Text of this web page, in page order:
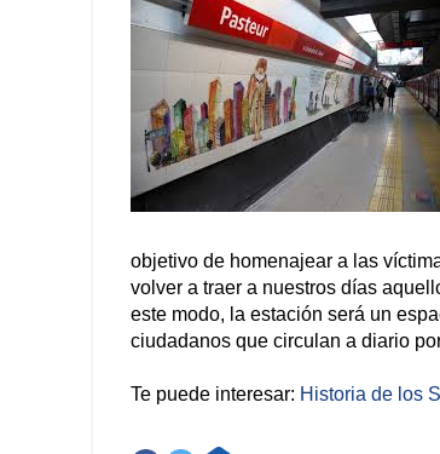
objetivo de homenajear a las
volver a traer a nuestros días
este modo, la estación será un
ciudadanos que circulan a diario
Te puede interesar: Historia de los